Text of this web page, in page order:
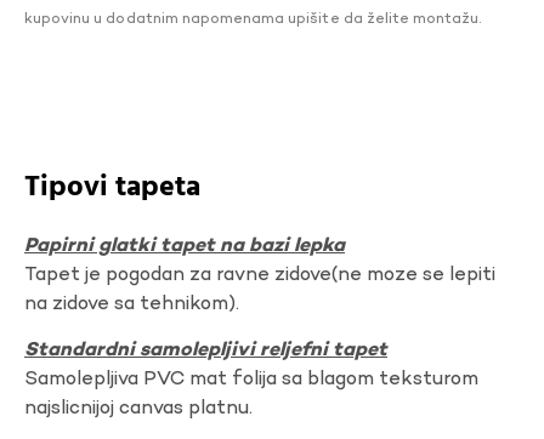
kupovinu u dodatnim napomenama upišite da želite montažu.
Tipovi tapeta
Papirni glatki tapet na bazi lepka
Tapet je pogodan za ravne zidove(ne moze se lepiti
na zidove sa tehnikom).
Standardni samolepljivi reljefni tapet
Samolepljiva PVC mat folija sa blagom teksturom
najslicnijoj canvas platnu.